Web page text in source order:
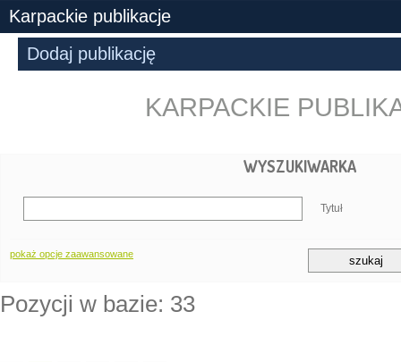
Karpackie publikacje
Dodaj publikację
KARPACKIE
WYSZUKIWARKA
Tytuł
pokaż opcje zaawansowane
Pozycji w bazie: 33